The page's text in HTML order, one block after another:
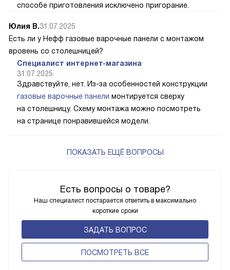
Есть вопросы о товаре?
Наш специалист постарается ответить в максимально
короткие сроки
ЗАДАТЬ ВОПРОС
ПОCМОТРЕТЬ ВСЕ
способе приготовления исключено пригорание.
Юлия В.31.07.2025
Есть ли у Нефф газовые варочные панели с монтажом
вровень со столешницей?
Специалист интернет-магазина
31.07.2025
Здравствуйте, нет. Из-за особенностей конструкции
газовые варочные панели монтируется сверху
на столешницу. Схему монтажа можно посмотреть
на странице понравившейся модели.
ПОКАЗАТЬ ЕЩЁ ВОПРОСЫ